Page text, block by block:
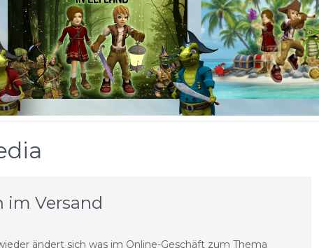
im Versand
ändert sich was im Online-Geschäft zum Thema